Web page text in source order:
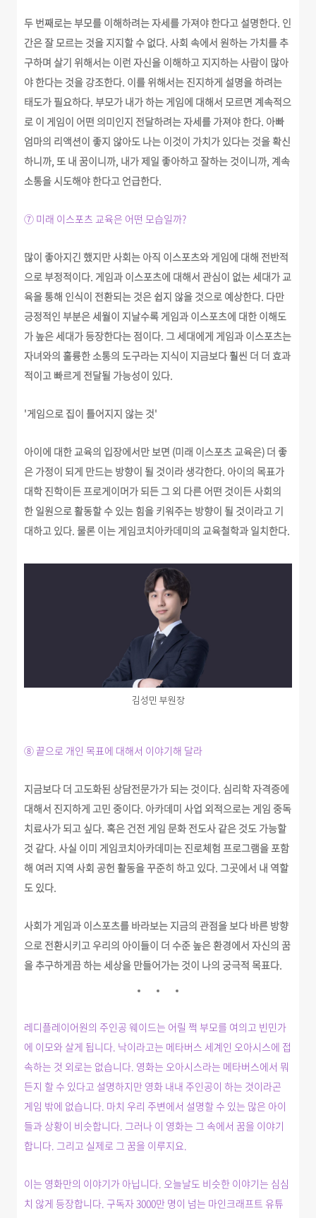
두 번째로는 부모를 이해하려는 자세를 가져야 한다고 설명한다. 인
간은 잘 모르는 것을 지지할 수 없다. 사회 속에서 원하는 가치를 추
구하며 살기 위해서는 이런 자신을 이해하고 지지하는 사람이 많아
야 한다는 것을 강조한다. 이를 위해서는 진지하게 설명을 하려는
태도가 필요하다. 부모가 내가 하는 게임에 대해서 모르면 계속적으
로 이 게임이 어떤 의미인지 전달하려는 자세를 가져야 한다. 아빠
엄마의 리액션이 좋지 않아도 나는 이것이 가치가 있다는 것을 확신
하니까, 또 내 꿈이니까, 내가 제일 좋아하고 잘하는 것이니까, 계속
소통을 시도해야 한다고 언급한다.
⑦ 미래 이스포츠 교육은 어떤 모습일까?
많이 좋아지긴 했지만 사회는 아직 이스포츠와 게임에 대해 전반적
으로 부정적이다. 게임과 이스포츠에 대해서 관심이 없는 세대가 교
육을 통해 인식이 전환되는 것은 쉽지 않을 것으로 예상한다. 다만
긍정적인 부분은 세월이 지날수록 게임과 이스포츠에 대한 이해도
가 높은 세대가 등장한다는 점이다. 그 세대에게 게임과 이스포츠는
자녀와의 훌륭한 소통의 도구라는 지식이 지금보다 훨씬 더 더 효과
적이고 빠르게 전달될 가능성이 있다.
'게임으로 집이 틀어지지 않는 것'
아이에 대한 교육의 입장에서만 보면 (미래 이스포츠 교육은) 더 좋
은 가정이 되게 만드는 방향이 될 것이라 생각한다. 아이의 목표가
대학 진학이든 프로게이머가 되든 그 외 다른 어떤 것이든 사회의
한 일원으로 활동할 수 있는 힘을 키워주는 방향이 될 것이라고 기
대하고 있다. 물론 이는 게임코치아카데미의 교육철학과 일치한다.
김성민 부원장
⑧ 끝으로 개인 목표에 대해서 이야기해 달라
지금보다 더 고도화된 상담전문가가 되는 것이다. 심리학 자격증에
대해서 진지하게 고민 중이다. 아카데미 사업 외적으로는 게임 중독
치료사가 되고 싶다. 혹은 건전 게임 문화 전도사 같은 것도 가능할
것 같다. 사실 이미 게임코치아카데미는 진로체험 프로그램을 포함
해 여러 지역 사회 공헌 활동을 꾸준히 하고 있다. 그곳에서 내 역할
도 있다.
사회가 게임과 이스포츠를 바라보는 지금의 관점을 보다 바른 방향
으로 전환시키고 우리의 아이들이 더 수준 높은 환경에서 자신의 꿈
을 추구하게끔 하는 세상을 만들어가는 것이 나의 궁극적 목표다.
레디플레이어원의 주인공 웨이드는 어릴 쩍 부모를 여의고 빈민가
에 이모와 살게 됩니다. 낙이라고는 메타버스 세계인 오아시스에 접
속하는 것 외로는 없습니다. 영화는 오아시스라는 메타버스에서 뭐
든지 할 수 있다고 설명하지만 영화 내내 주인공이 하는 것이라곤
게임 밖에 없습니다. 마치 우리 주변에서 설명할 수 있는 많은 아이
들과 상황이 비슷합니다. 그러나 이 영화는 그 속에서 꿈을 이야기
합니다. 그리고 실제로 그 꿈을 이루지요.
이는 영화만의 이야기가 아닙니다. 오늘날도 비슷한 이야기는 심심
치 않게 등장합니다. 구독자 3000만 명이 넘는 마인크래프트 유튜